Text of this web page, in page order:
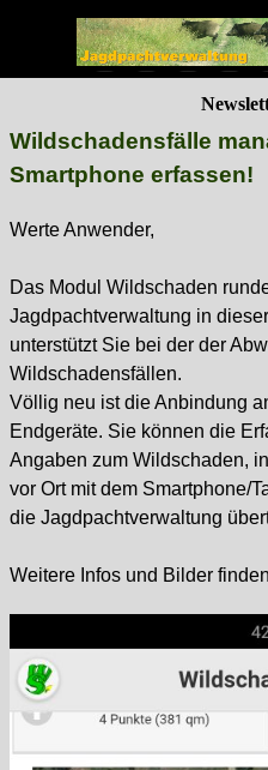
Wildschadensfälle
Smartphone erfassen!
Werte Anwender,
Das Modul Wildschaden
Jagdpachtverwaltung in
unterstützt Sie bei der der
Wildschadensfällen.
Völlig neu ist die Anbindung
Endgeräte. Sie können die
Angaben zum Wildschaden,
vor Ort mit dem Smartphone/
die Jagdpachtverwaltung
Weitere Infos und Bilder